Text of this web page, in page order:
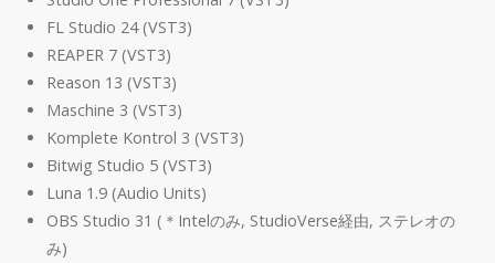
FL Studio 24 (VST3)
REAPER 7 (VST3)
Reason 13 (VST3)
Maschine 3 (VST3)
Komplete Kontrol 3 (VST3)
Bitwig Studio 5 (VST3)
Luna 1.9 (Audio Units)
OBS Studio 31 (＊Intelのみ, StudioVerse経由, ステレオの
み)